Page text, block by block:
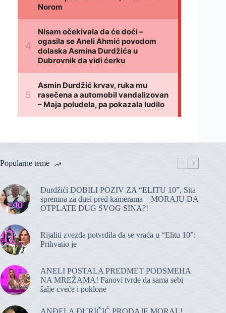
Popularne teme
Durdžići DOBILI POZIV ZA “ELITU 10”, Sita
spremna za duel pred kamerama – MORAJU DA
OTPLATE DUG SVOG SINA?!
Rijaliti zvezda potvrdila da se vraća u “Elitu 10”:
Prihvatio je
ANELI POSTALA PREDMET PODSMEHA
NA MREŽAMA! Fanovi tvrde da sama sebi
šalje cveće i poklone
ANĐELA ĐURIČIĆ PRODAJE MORAL!